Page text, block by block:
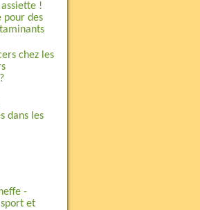
assiette !
pour des
chez les
dans les
-
et